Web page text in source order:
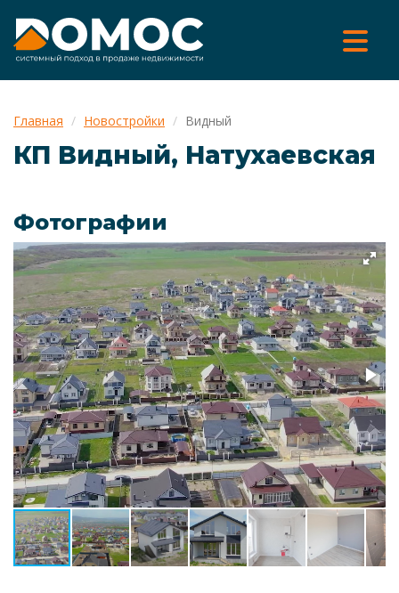
Главная Новостройки Видный
КП Видный, Натухаевская
Фотографии